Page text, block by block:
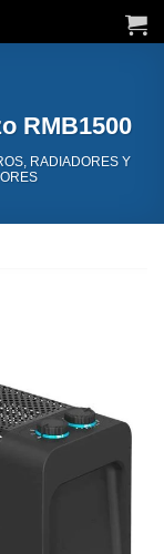
RMB1500
RADIADORES Y